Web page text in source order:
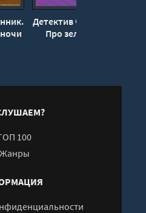
Детектив Финник.
Про зелёное
100
Жанры